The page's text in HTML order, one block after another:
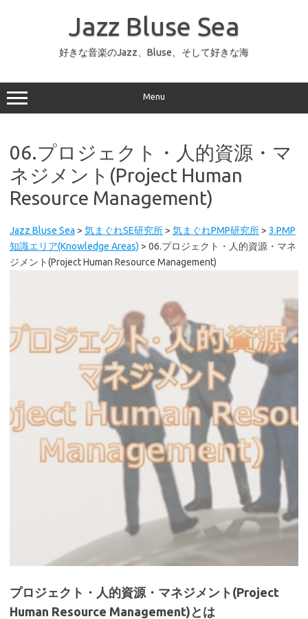
ッ
プ
Jazz Bluse Sea
好きな音楽のJazz、Bluse、そして好きな海
Menu
06.プロジェクト・人的資源・マ
ネジメント(Project Human
Resource Management)
Jazz Bluse Sea > 気まぐれSE研究所> 気まぐれPMP研究所> 3.PMP
知識エリア(Knowledge Areas) > 06.プロジェクト・人的資源・マネ
ジメント(Project Human Resource Management)
プロジェクト・人的資源・マネジメント(Project
Human Resource Management)とは